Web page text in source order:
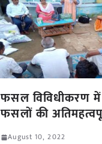
फसल विविधीकरण में
फसलों की
August 10, 2022